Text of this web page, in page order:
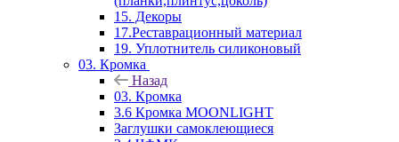
15. Декоры
17.Реставрационный материал
19. Уплотнитель силиконовый
03. Кромка
Назад
03. Кромка
3.6 Кромка MOONLIGHT
Заглушки самоклеющиеся